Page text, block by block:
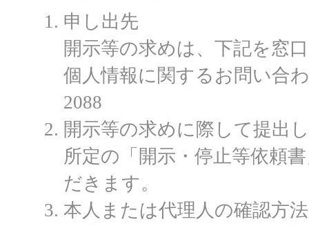
申し出先
開示等の求めは、下記を窓
個人情報に関するお問い合
2088
開示等の求めに際して提出
所定の「開示・停止等依頼
だきます。
本人または代理人の確認方法